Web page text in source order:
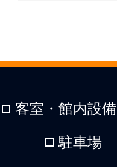
客室・館内設備
駐車場